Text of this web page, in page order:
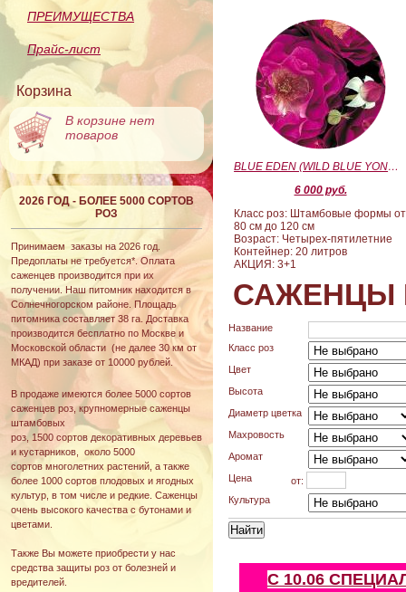
ПРЕИМУЩЕСТВА
Прайс-лист
Корзина
В корзине нет
товаров
2026 ГОД - БОЛЕЕ 5000 СОРТОВ
РОЗ
Принимаем заказы на 2026 год.
Предоплаты не требуется*. Оплата
саженцев производится при их
получении. Наш питомник находится в
Солнечногорском районе. Площадь
питомника составляет 38 га. Доставка
производится бесплатно по Москве и
Московской области (не далее 30 км от
МКАД) при заказе от 10000 рублей.
В продаже имеются более 5000 сортов
саженцев роз, крупномерные саженцы
штамбовых
роз, 1500 сортов декоративных деревьев
и кустарников, около 5000
сортов многолетних растений, а также
более 1000 сортов плодовых и ягодных
культур, в том числе и редкие. Саженцы
очень высокого качества с бутонами и
цветами.
Также Вы можете приобрести у нас
средства защиты роз от болезней и
вредителей.
BLUE EDEN (WILD BLUE YONDER) (Блю Эден)
6 000 руб.
Класс роз: Штамбовые формы от
80 см до 120 см
Возраст: Четырех-пятилетние
Контейнер: 20 литров
АКЦИЯ: 3+1
САЖЕНЦЫ
Название
Класс роз
Цвет
Высота
Диаметр цветка
Махровость
Аромат
Цена
от:
Культура
С 10.06